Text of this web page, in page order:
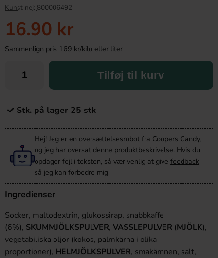
Kunst nej: 800006492
16.90 kr
Sammenlign pris 169 kr/kilo eller liter
Tilføj til kurv
Stk. på lager 25 stk
Hej! Jeg er en oversættelsesrobot fra Coopers Candy,
og jeg har oversat denne produktbeskrivelse. Hvis du
opdager fejl i teksten, så vær venlig at give feedback
så jeg kan forbedre mig.
Ingredienser
Socker, maltodextrin, glukossirap, snabbkaffe
(6%), SKUMMJÖLKSPULVER, VASSLEPULVER (MJÖLK),
vegetabiliska oljor (kokos, palmkärna i olika
proportioner), HELMJÖLKSPULVER, smakämnen, salt,